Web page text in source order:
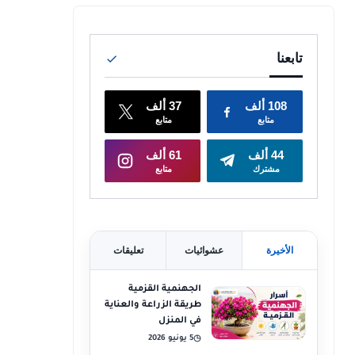
الأخيرة عشوائيات تعليقات
الجهنمية القزمية
طريقة الزراعة والعناية
في المنزل
◷5 يونيو 2026